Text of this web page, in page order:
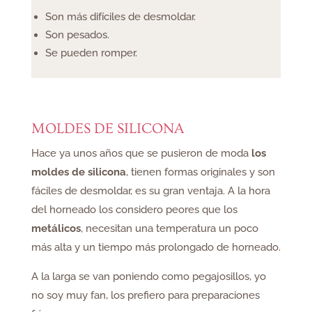
Son más difíciles de desmoldar.
Son pesados.
Se pueden romper.
MOLDES DE SILICONA
Hace ya unos años que se pusieron de moda los
moldes de silicona, tienen formas originales y son
fáciles de desmoldar, es su gran ventaja. A la hora
del horneado los considero peores que los
metálicos, necesitan una temperatura un poco
más alta y un tiempo más prolongado de horneado.
A la larga se van poniendo como pegajosillos, yo
no soy muy fan, los prefiero para preparaciones